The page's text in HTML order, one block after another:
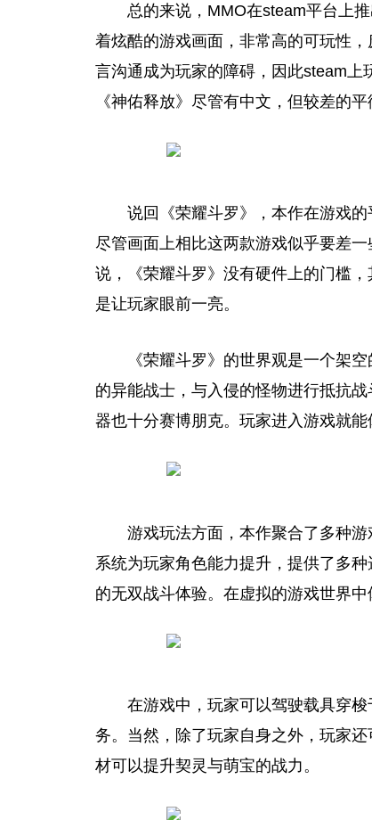
总的来说，MMO在steam平台上
着炫酷的游戏画面，非常高的可玩性
言沟通成为玩家的障碍，因此steam上
《神佑释放》尽管有中文，但较差的平
说回《荣耀斗罗》，本作在游戏的
尽管画面上相比这两款游戏似乎要差
说，《荣耀斗罗》没有硬件上的门槛
是让玩家眼前一亮。
《荣耀斗罗》的世界观是一个架
的异能战士，与入侵的怪物进行抵抗
器也十分赛博朋克。 玩家进入游戏就能
游戏玩法方面，本作聚合了多种
系统为玩家角色能力提升，提供了多种
的无双战斗体验。在虚拟的游戏世界中
在游戏中， 玩家可以驾驶载具穿
务。当然，除了玩家自身之外， 玩家还
材可以提升契灵与萌宝的战力。